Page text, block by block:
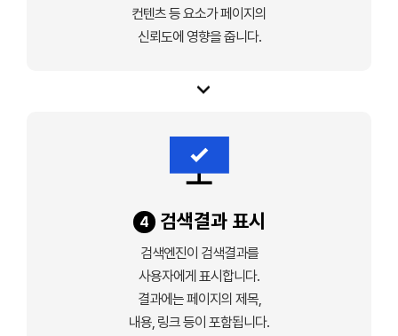
컨텐츠 등 요소가 페이지의
신뢰도에 영향을 줍니다.
4 검색결과 표시
검색엔진이 검색결과를
사용자에게 표시합니다.
결과에는 페이지의 제목,
내용, 링크 등이 포함됩니다.